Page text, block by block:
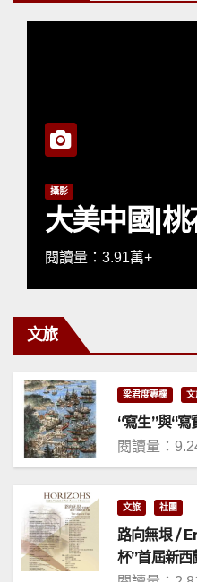
攝影
大美中國|春
閱讀量：4.13萬+
文旅
梁君度專欄 文
“寫生”與“寫
閱讀量：
文旅 社團
路向無垠 /
杯”首屆新西